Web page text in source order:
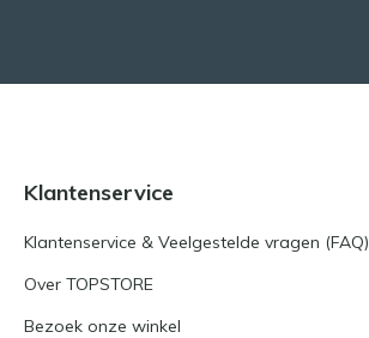
Klantenservice
Klantenservice & Veelgestelde vragen (FAQ)
Over TOPSTORE
Bezoek onze winkel